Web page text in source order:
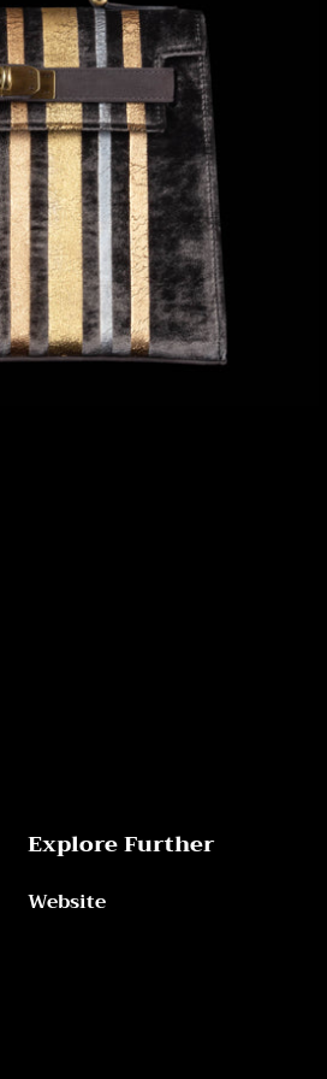
Explore Further
Website